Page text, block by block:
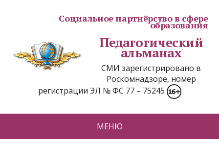
Социальное партнёрство в сфере
образования
Педагогический
альманах
СМИ зарегистрировано в
Роскомнадзоре, номер
регистрации ЭЛ № ФС 77 – 75245
МЕНЮ